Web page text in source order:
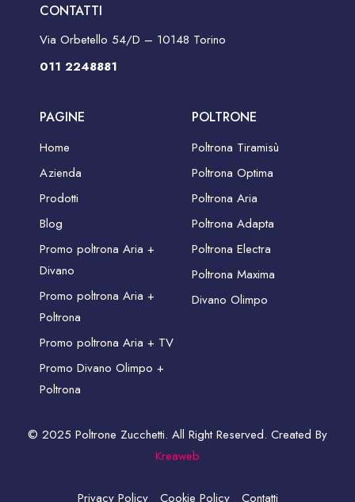
CONTATTI
Via Orbetello 54/D – 10148 Torino
011 2248881
PAGINE
Home
Azienda
Prodotti
Blog
Promo poltrona Aria +
Divano
Promo poltrona Aria +
Poltrona
Promo poltrona Aria + TV
Promo Divano Olimpo +
Poltrona
POLTRONE
Poltrona Tiramisù
Poltrona Optima
Poltrona Aria
Poltrona Adapta
Poltrona Electra
Poltrona Maxima
Divano Olimpo
© 2025 Poltrone Zucchetti. All Right Reserved. Created By
Kreaweb
Privacy Policy Cookie Policy Contatti